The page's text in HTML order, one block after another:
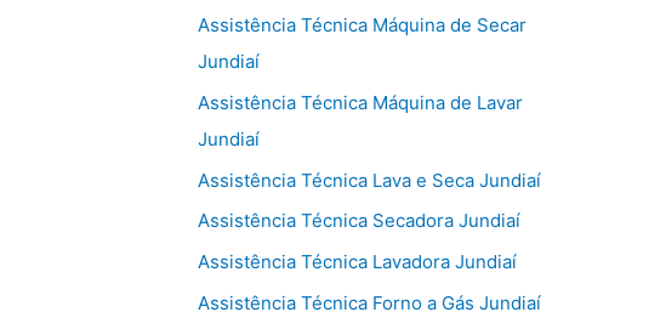
Assistência Técnica Máquina de Secar
Jundiaí
Assistência Técnica Máquina de Lavar
Jundiaí
Assistência Técnica Lava e Seca Jundiaí
Assistência Técnica Secadora Jundiaí
Assistência Técnica Lavadora Jundiaí
Assistência Técnica Forno a Gás Jundiaí